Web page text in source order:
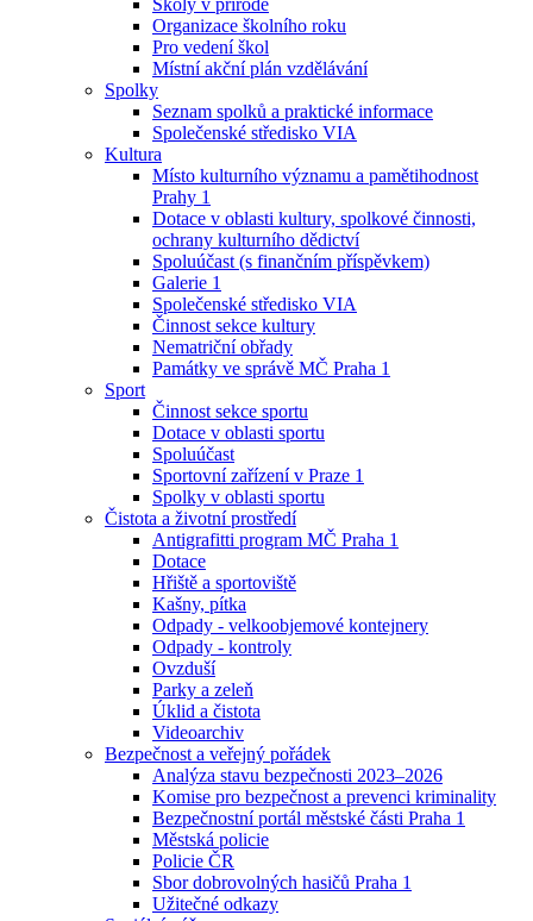
Organizace školního roku
Pro vedení škol
Místní akční plán vzdělávání
Spolky
Seznam spolků a praktické informace
Společenské středisko VIA
Kultura
Místo kulturního významu a pamětihodnost
Prahy 1
Dotace v oblasti kultury, spolkové činnosti,
ochrany kulturního dědictví
Spoluúčast (s finančním příspěvkem)
Galerie 1
Společenské středisko VIA
Činnost sekce kultury
Nematriční obřady
Památky ve správě MČ Praha 1
Sport
Činnost sekce sportu
Dotace v oblasti sportu
Spoluúčast
Sportovní zařízení v Praze 1
Spolky v oblasti sportu
Čistota a životní prostředí
Antigrafitti program MČ Praha 1
Dotace
Hřiště a sportoviště
Kašny, pítka
Odpady - velkoobjemové kontejnery
Odpady - kontroly
Ovzduší
Parky a zeleň
Úklid a čistota
Videoarchiv
Bezpečnost a veřejný pořádek
Analýza stavu bezpečnosti 2023–2026
Komise pro bezpečnost a prevenci kriminality
Bezpečnostní portál městské části Praha 1
Městská policie
Policie ČR
Sbor dobrovolných hasičů Praha 1
Užitečné odkazy